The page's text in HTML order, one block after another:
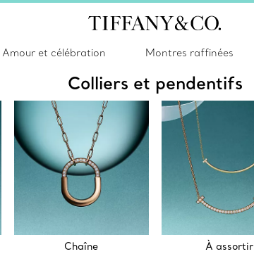
Amour et célébration Montres raffinées
Colliers et pendentifs
Chaîne À assortir